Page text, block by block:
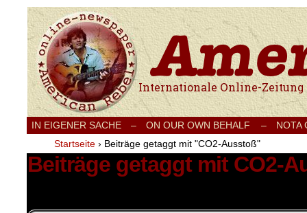
Internationale Onlinezeitung für Frieden,
IN EIGENER SACHE – ON OUR OWN BEHALF –
NOTA
Startseite › Beiträge getaggt mit "CO2-Ausstoß"
Beiträge getaggt mit CO2-